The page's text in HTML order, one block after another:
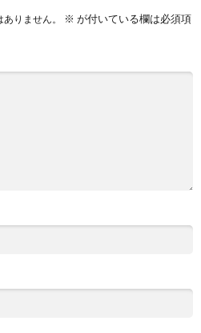
りません。 ※ が付いている欄は必須項